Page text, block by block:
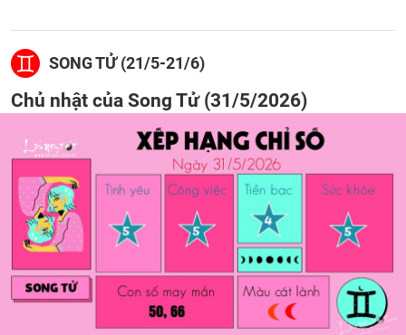
SONG TỬ (21/5-21/6)
Chủ nhật của Song Tử (31/5/2026)